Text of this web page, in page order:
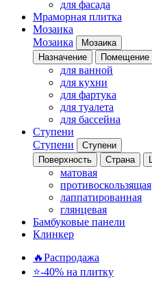
для фасада
Мраморная плитка
Мозаика
Мозаика
Мозаика
Назначение
Помещение
для ванной
для кухни
для фартука
для туалета
для бассейна
Ступени
Ступени
Ступени
Поверхность
Страна
матовая
противоскользящая
лаппатированная
глянцевая
Бамбуковые панели
Клинкер
🔥Распродажа
⭐-40% на плитку